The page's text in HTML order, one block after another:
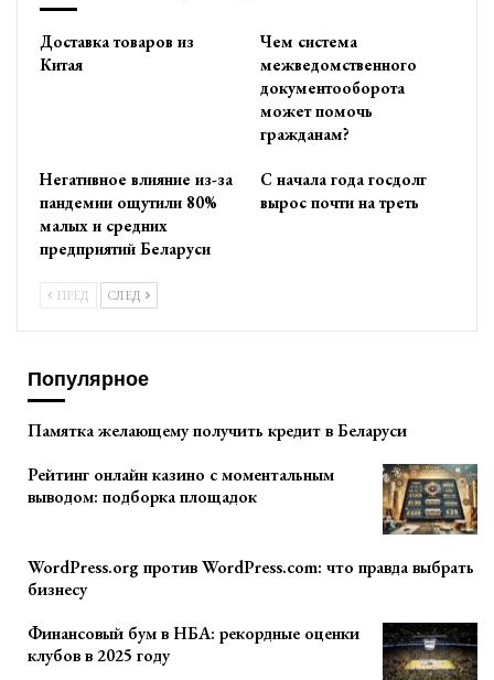
Доставка товаров из
Китая
Чем система
межведомственного
документооборота
может помочь
гражданам?
Негативное влияние из-за
пандемии ощутили 80%
малых и средних
предприятий Беларуси
С начала года госдолг
вырос почти на треть
ПРЕД СЛЕД
Популярное
Памятка желающему получить кредит в Беларуси
Рейтинг онлайн казино с моментальным
выводом: подборка площадок
WordPress.org против WordPress.com: что правда выбрать
бизнесу
Финансовый бум в НБА: рекордные оценки
клубов в 2025 году